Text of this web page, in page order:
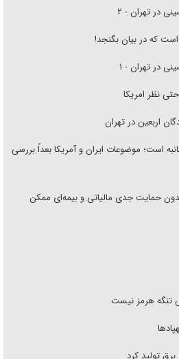
در تهران - ۲
که در بیان بگنجد!
در تهران - ۱
نظر امریکا
اربعین در تهران
است؛ موضوعات ایران و آمریکا بعداً بررسی
حمایت جدی مالیاتی و بیمه‌ای ممکن
تنگه هرمز نیست